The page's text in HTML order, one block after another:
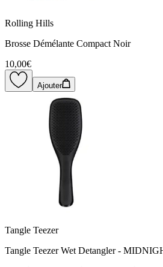
Rolling Hills
Brosse Démélante Compact Noir
10,00€
Ajouter
Tangle Teezer
Tangle Teezer Wet Detangler -